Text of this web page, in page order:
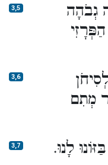
3,5
גְבֹהָה
3,6
מְתִם
3,7 לָנוּ.